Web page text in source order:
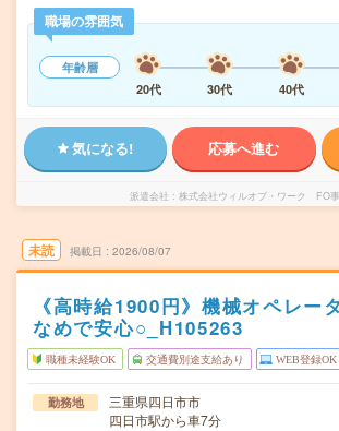
職場の雰囲気
年齢層
20代
30代 40代
気になる! 応募へ進む
派遣会社 株式会社ウィルオブ・ワーク FO
未読 掲載日 2026/08/07
《高時給1900円》機械オペレー
なめで安心○_H105263
職種未経験OK 交通費別途支給あり WEB登録OK
勤務地
三重県四日市市
四日市駅から車7分